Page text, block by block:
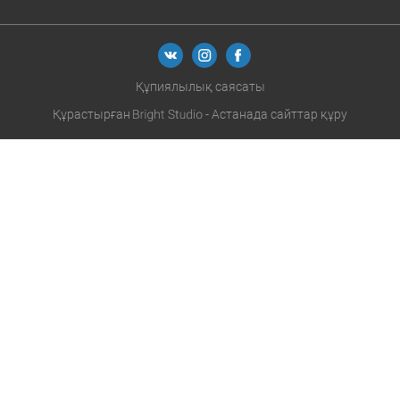
Құрастырған - Астанада сайттар құру
Құпиялылық саясаты